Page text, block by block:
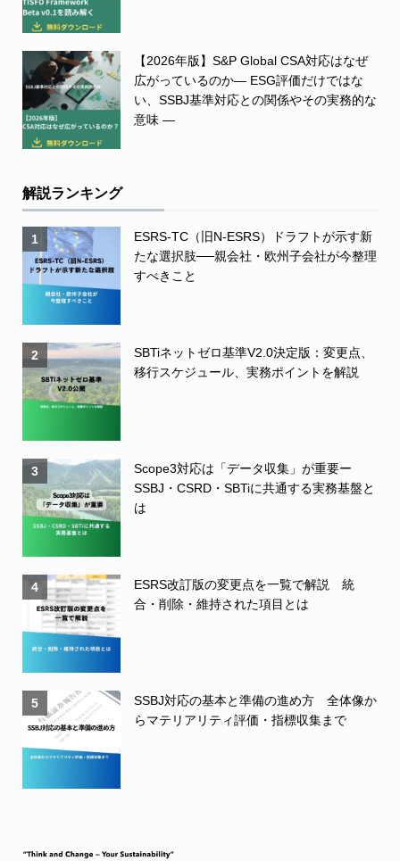
【2026年版】S&P Global CSA対応はなぜ
広がっているのか― ESG評価だけではな
い、SSBJ基準対応との関係やその実務的な
意味 ―
解説ランキング
1
ESRS-TC（旧N-ESRS）ドラフトが示す新
たな選択肢──親会社・欧州子会社が今整理
すべきこと
2
SBTiネットゼロ基準V2.0決定版：変更点、
移行スケジュール、実務ポイントを解説
3
Scope3対応は「データ収集」が重要ー
SSBJ・CSRD・SBTiに共通する実務基盤と
は
4
ESRS改訂版の変更点を一覧で解説 統
合・削除・維持された項目とは
5
SSBJ対応の基本と準備の進め方 全体像か
らマテリアリティ評価・指標収集まで